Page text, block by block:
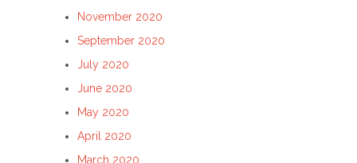
November 2020
September 2020
July 2020
June 2020
May 2020
April 2020
March 2020